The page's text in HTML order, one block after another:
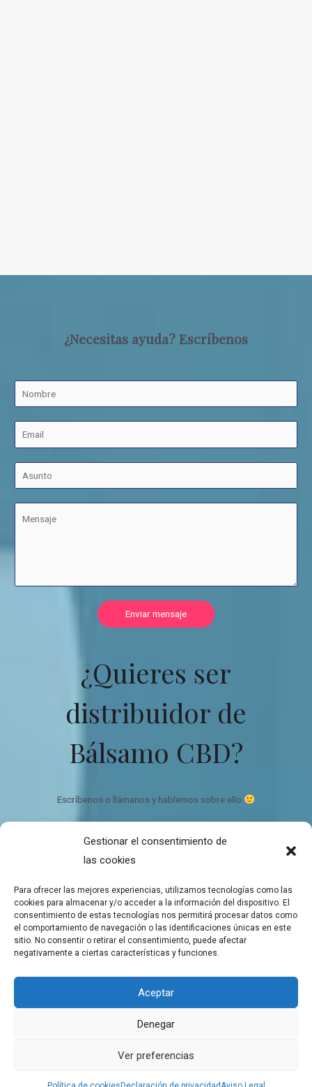
Gestionar el consentimiento de
las cookies
Para ofrecer las mejores experiencias, utilizamos tecnologías como las
cookies para almacenar y/o acceder a la información del dispositivo. El
consentimiento de estas tecnologías nos permitirá procesar datos como
el comportamiento de navegación o las identificaciones únicas en este
sitio. No consentir o retirar el consentimiento, puede afectar
negativamente a ciertas características y funciones.
Aceptar
Denegar
Ver preferencias
¿Necesitas ayuda? Escríbenos
Enviar mensaje
¿Quieres ser
distribuidor de
Bálsamo CBD?
Escríbenos o llámanos y hablemos sobre ello
Bálsamo de CBD Ecológico y orgánico
Quien somos
Mapa del sitio
Balsamos de CBD a domicilio
Aviso Legal
Política de cookies